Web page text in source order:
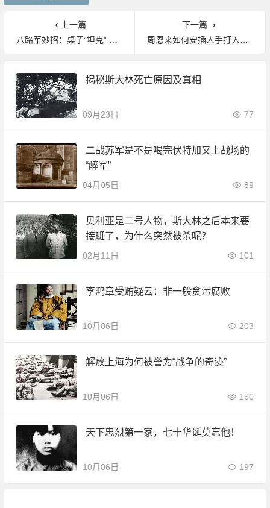
上一篇
八路军妙招：桌子“坦克” 小鸡当“燃烧弹”
下一篇
周恩来如何安插人手打入蒋介石侍从室？
揭秘斯大林死亡原因及真相
09月23日 77
二战苏军是不是喝完伏特加又上战场的
“醉军”
04月05日 89
贝利亚是二号人物，斯大林之后本来要
接班了，为什么突然被杀呢？
02月11日 101
李鸿章受贿疑云：非一般贪污腐败
10月06日 203
解放上海为何被誉为“战争的奇迹”
10月06日 150
天下忠烈第一家，七十华诞莫忘他！
10月06日 197